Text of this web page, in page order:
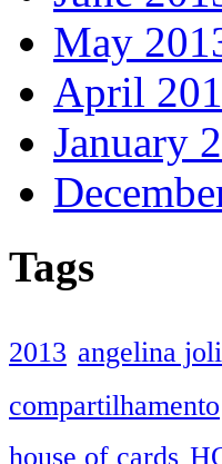
May
April
January
Tags
2013 angelina
compartilhamento
house of cards